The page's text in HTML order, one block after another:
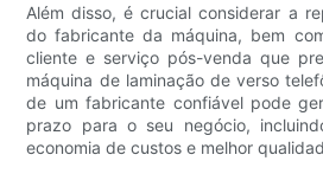
Além disso, é crucial considerar a
do fabricante da máquina, bem
cliente e serviço pós-venda que
máquina de laminação de verso
de um fabricante confiável pode
prazo para o seu negócio,
economia de custos e melhor